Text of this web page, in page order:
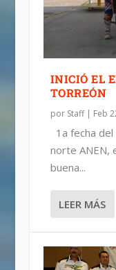
INICIÓ EL
TORREÓN
por Staff| Feb
1a fecha
norte ANEN,
buena...
LEER MÁS